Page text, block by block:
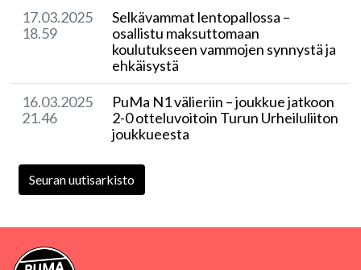
17.03.2025
18.59
​Selkävammat lentopallossa –
osallistu maksuttomaan
koulutukseen vammojen synnystä ja
ehkäisystä
16.03.2025
21.46
PuMa N1 välieriin – joukkue jatkoon
2-0 otteluvoitoin Turun Urheiluliiton
joukkueesta
Seuran uutisarkisto